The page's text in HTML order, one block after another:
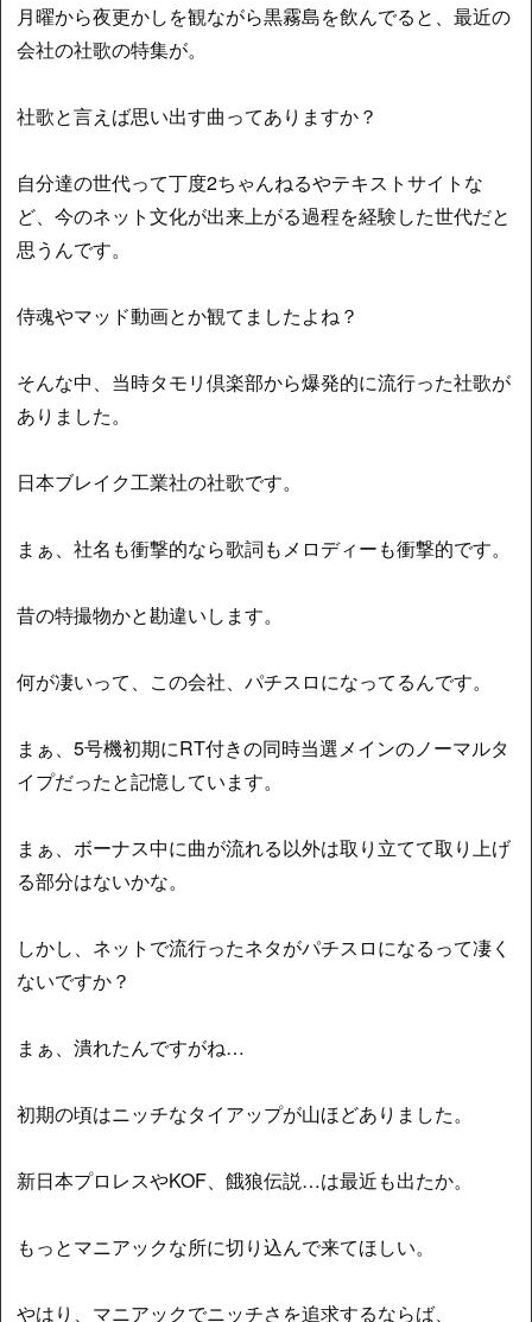
月曜から夜更かしを観ながら黒霧島を飲んでると、最近の
会社の社歌の特集が。
社歌と言えば思い出す曲ってありますか？
自分達の世代って丁度2ちゃんねるやテキストサイトな
ど、今のネット文化が出来上がる過程を経験した世代だと
思うんです。
侍魂やマッド動画とか観てましたよね？
そんな中、当時タモリ倶楽部から爆発的に流行った社歌が
ありました。
日本ブレイク工業社の社歌です。
まぁ、社名も衝撃的なら歌詞もメロディーも衝撃的です。
昔の特撮物かと勘違いします。
何が凄いって、この会社、パチスロになってるんです。
まぁ、5号機初期にRT付きの同時当選メインのノーマルタ
イプだったと記憶しています。
まぁ、ボーナス中に曲が流れる以外は取り立てて取り上げ
る部分はないかな。
しかし、ネットで流行ったネタがパチスロになるって凄く
ないですか？
まぁ、潰れたんですがね…
初期の頃はニッチなタイアップが山ほどありました。
新日本プロレスやKOF、餓狼伝説…は最近も出たか。
もっとマニアックな所に切り込んで来てほしい。
やはり、マニアックでニッチさを追求するならば、